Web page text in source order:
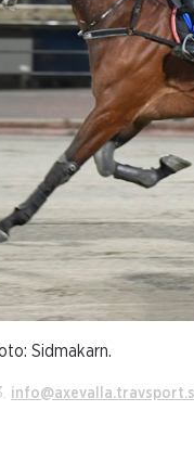
Sidmakarn.